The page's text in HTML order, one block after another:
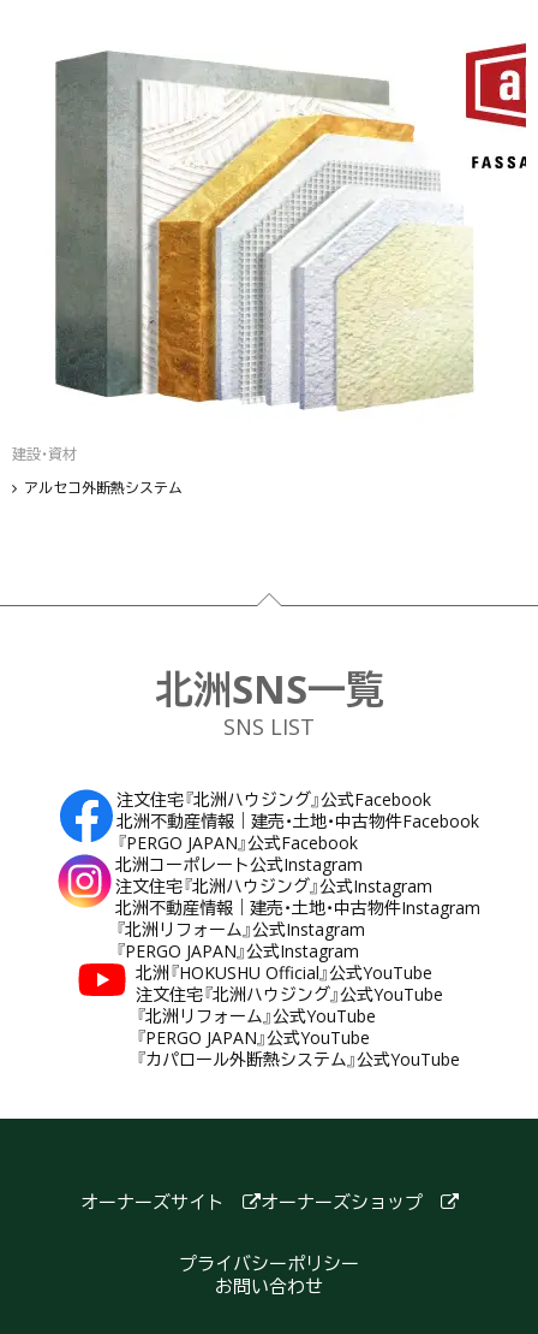
建設・資材
アルセコ外断熱システム
フッター
北洲SNS一覧
SNS LIST
注文住宅『北洲ハウジング』公式Facebook
北洲不動産情報｜建売・土地・中古物件Facebook
『PERGO JAPAN』公式Facebook
北洲コーポレート公式Instagram
注文住宅『北洲ハウジング』公式Instagram
北洲不動産情報｜建売・土地・中古物件Instagram
『北洲リフォーム』公式Instagram
『PERGO JAPAN』公式Instagram
北洲『HOKUSHU Official』公式YouTube
注文住宅『北洲ハウジング』公式YouTube
『北洲リフォーム』公式YouTube
『PERGO JAPAN』公式YouTube
『カパロール外断熱システム』公式YouTube
オーナーズサイト オーナーズショップ
プライバシーポリシー
お問い合わせ